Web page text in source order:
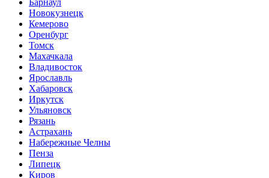
Новокузнецк
Кемерово
Оренбург
Томск
Махачкала
Владивосток
Ярославль
Хабаровск
Иркутск
Ульяновск
Рязань
Астрахань
Набережные Челны
Пенза
Липецк
Киров